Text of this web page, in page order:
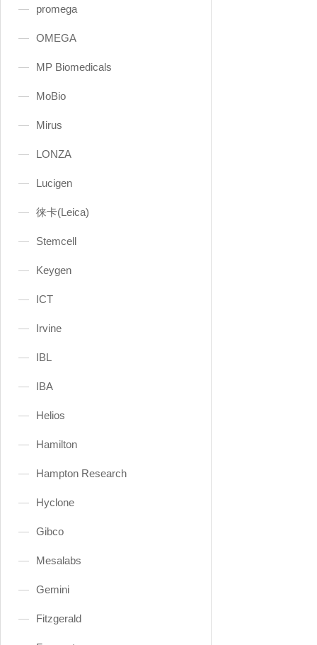
promega
OMEGA
MP Biomedicals
MoBio
Mirus
LONZA
Lucigen
徕卡(Leica)
Stemcell
Keygen
ICT
Irvine
IBL
IBA
Helios
Hamilton
Hampton Research
Hyclone
Gibco
Mesalabs
Gemini
Fitzgerald